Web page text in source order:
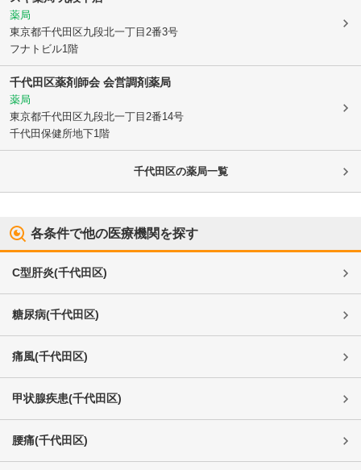
薬局
東京都千代田区九段北一丁目2番3号
フナトビル1階
千代田区薬剤師会 会営調剤薬局
薬局
東京都千代田区九段北一丁目2番14号
千代田保健所地下1階
千代田区の薬局一覧
各条件で他の医療機関を探す
C型肝炎(千代田区)
糖尿病(千代田区)
痛風(千代田区)
甲状腺疾患(千代田区)
腰痛(千代田区)